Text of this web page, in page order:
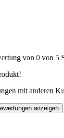
von 0 von 5
mit anderen
anzeigen